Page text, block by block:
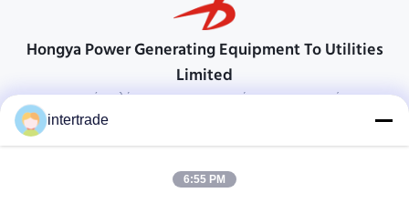
Hongya Power Generating Equipment To Utilities
Limited
προσαρμοσμένες λύσεις για να ανταποκρίνονται στις απαιτήσεις των
Χωριό Anxi, πόλη Yuping, νομός Hongya, Κίνα
intertrade
6:55 PM